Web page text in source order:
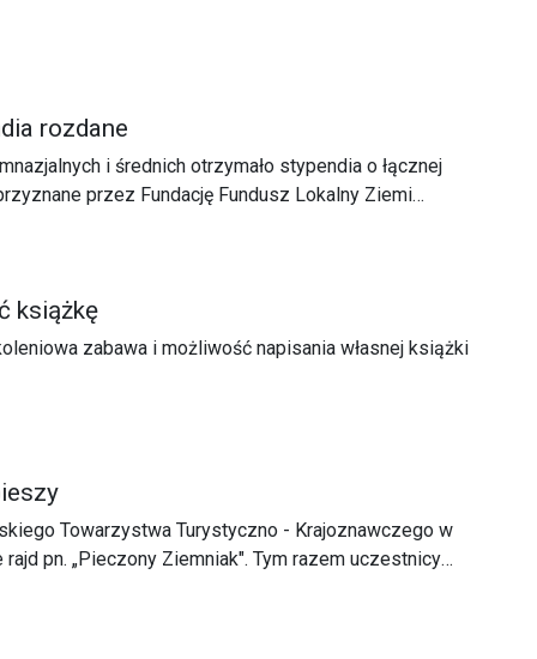
rozdane
i średnich otrzymało stypendia o łącznej
przez Fundację Fundusz Lokalny Ziemi
książkę
zabawa i możliwość napisania własnej książki
Towarzystwa Turystyczno - Krajoznawczego w
rajd pn. „Pieczony Ziemniak". Tym razem uczestnicy